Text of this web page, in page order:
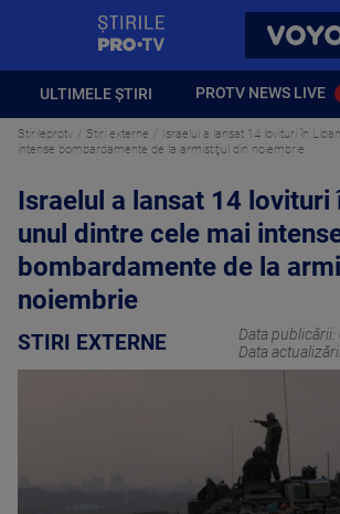
ULTIMELE ȘTIRI PROTV NEWS LIVE
Stirileprotv Stiri externe
Israelul a lansat 14 lovituri în
intense bombardamente de la armistiţiul din noiembrie
Israelul a lansat 14 lovituri
unul dintre cele mai
bombardamente de la
noiembrie
STIRI EXTERNE Data publicării:
Data